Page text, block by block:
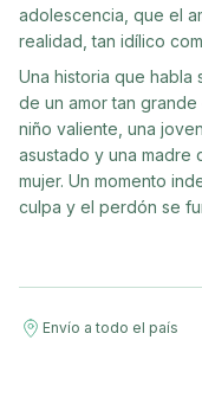
adolescencia, que el
realidad, tan idílico
Una historia que
de un amor tan
niño valiente, una
asustado y una madre
mujer. Un momento
culpa y el perdón se
Envío a todo el país